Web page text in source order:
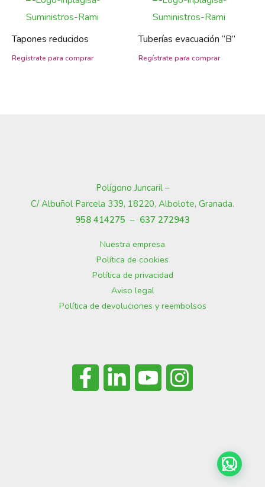
Tapones reducidos Tuberías evacuación “B”
Polígono Juncaril –
C/ Albuñol Parcela 339, 18220, Albolote, Granada.
958 414275 – 637 272943
Nuestra empresa
Política de cookies
Política de privacidad
Aviso legal
Política de devoluciones y reembolsos